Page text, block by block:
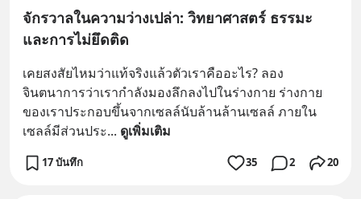
จักรวาลในความว่างเปล่า: วิทยาศาสตร์ ธรรมะ
และการไม่ยึดติด
เคยสงสัยไหมว่าแท้จริงแล้วตัวเราคืออะไร? ลอง
จินตนาการว่าเรากำลังมองลึกลงไปในร่างกาย ร่างกาย
ของเราประกอบขึ้นจากเซลล์นับล้านล้านเซลล์ ภายใน
เซลล์มีส่วนประ... ดูเพิ่มเติม
17 บันทึก 35 2 20